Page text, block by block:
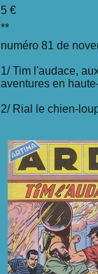
5 €
**
numéro 81 de
1/ Tim l'audace,
aventures en
2/ Rial le chien-